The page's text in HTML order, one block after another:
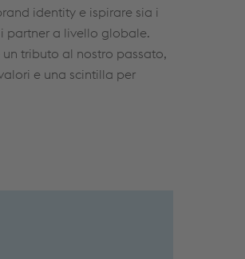
identitye ispirare sia i
partner a livello globale.
tributo al nostro passato,
e una scintilla per